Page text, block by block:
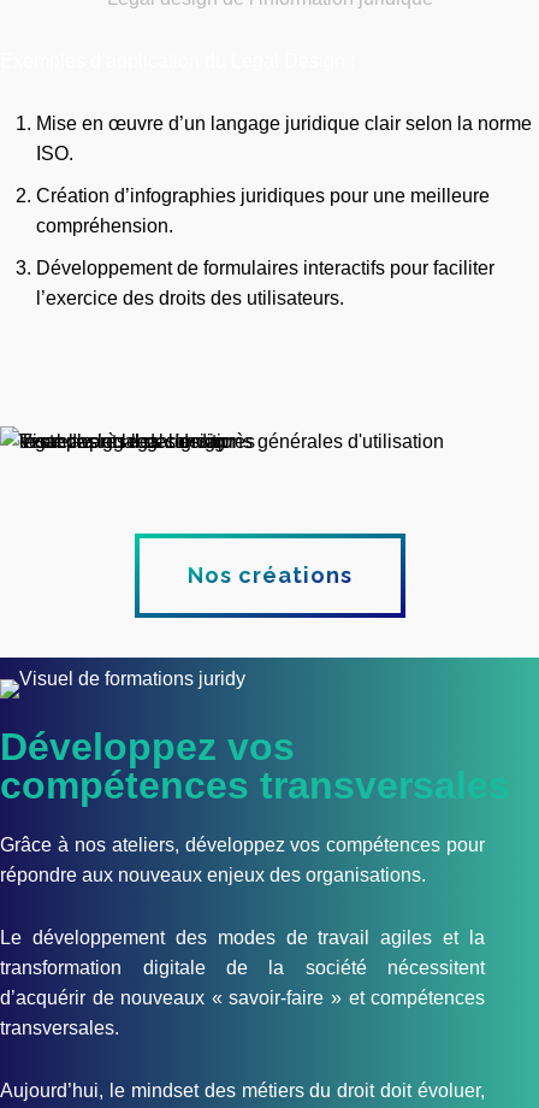
Mise en œuvre d’un langage juridique clair selon la norme
ISO.
Création d’infographies juridiques pour une meilleure
compréhension.
Développement de formulaires interactifs pour faciliter
l’exercice des droits des utilisateurs.
Nos créations
Développez vos
compétences transversales
Grâce à nos ateliers, développez vos compétences pour
répondre aux nouveaux enjeux des organisations.
Le développement des modes de travail agiles et la
transformation digitale de la société nécessitent
d’acquérir de nouveaux « savoir-faire » et compétences
transversales.
Aujourd’hui, le mindset des métiers du droit doit évoluer,